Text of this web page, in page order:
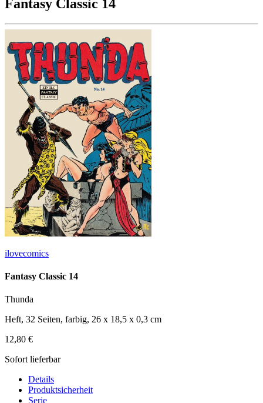
Fantasy Classic 14
ilovecomics
Fantasy Classic 14
Thunda
Heft, 32 Seiten, farbig, 26 x 18,5 x 0,3 cm
12,80 €
Sofort lieferbar
Details
Produktsicherheit
Serie